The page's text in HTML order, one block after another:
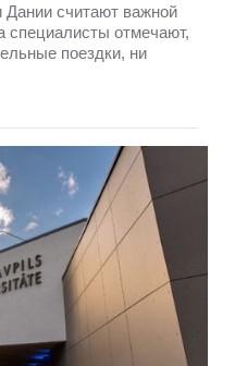
Дании считают важной
специалисты отмечают,
поездки, ни